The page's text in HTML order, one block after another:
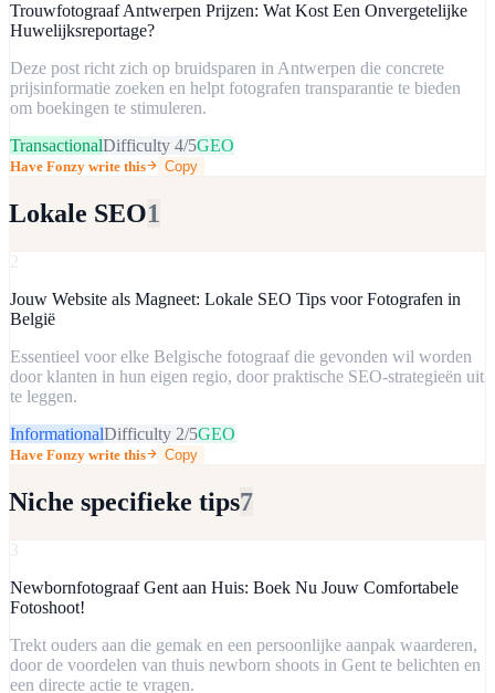
Trouwfotograaf Antwerpen Prijzen: Wat Kost Een Onvergetelijke
Huwelijksreportage?
Deze post richt zich op bruidsparen in Antwerpen die concrete
prijsinformatie zoeken en helpt fotografen transparantie te bieden
om boekingen te stimuleren.
TransactionalDifficulty 4/5GEO
Have Fonzy write this Copy
Lokale SEO1
2
Jouw Website als Magneet: Lokale SEO Tips voor Fotografen in
België
Essentieel voor elke Belgische fotograaf die gevonden wil worden
door klanten in hun eigen regio, door praktische SEO-strategieën uit
te leggen.
InformationalDifficulty 2/5GEO
Have Fonzy write this Copy
Niche specifieke tips7
3
Newbornfotograaf Gent aan Huis: Boek Nu Jouw Comfortabele
Fotoshoot!
Trekt ouders aan die gemak en een persoonlijke aanpak waarderen,
door de voordelen van thuis newborn shoots in Gent te belichten en
een directe actie te vragen.